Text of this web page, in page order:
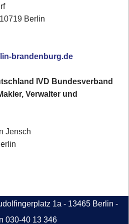
Berlin
brandenburg.de
IVD Bundesverband
Verwalter und
Jensch
1a - 13465 Berlin -
030-40 13 346